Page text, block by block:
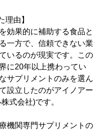
理由】
効果的に補助する食品と
一方で、信頼できない業
いるのが現実です。この
に20年以上携わってい
サプリメントのみを選ん
設立したのがアイノアー
式会社)です。
機関専門サプリメントの